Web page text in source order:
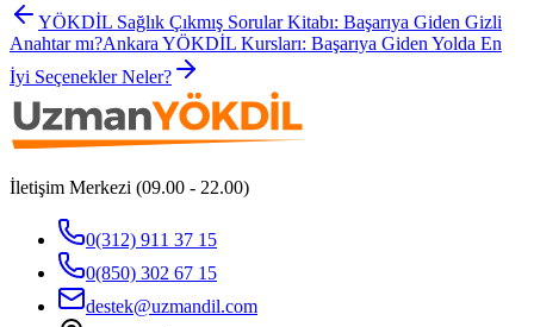
YÖKDİL Sağlık Çıkmış Sorular Kitabı: Başarıya Giden Gizli
Anahtar mı?Ankara YÖKDİL Kursları: Başarıya Giden Yolda En
İyi Seçenekler Neler?
İletişim Merkezi (09.00 - 22.00)
0(312) 911 37 15
0(850) 302 67 15
destek@uzmandil.com